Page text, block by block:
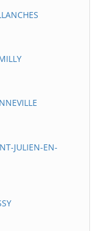
JULIEN-EN-